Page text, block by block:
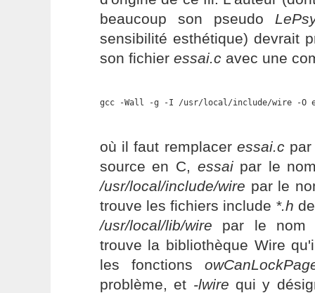
beaucoup son pseudo
sensibilité esthétique) devrait
son fichier essai.cavec une
gcc -Wall -g -I /usr/local/include/wire -
où il faut remplaceressai.c
source en C, essaipar le
/usr/local/include/wire par le
trouve les fichiers include *.h
/usr/local/lib/wire par le nom
trouve la bibliothèque Wire
les fonctions
problème, et -lwire qui y